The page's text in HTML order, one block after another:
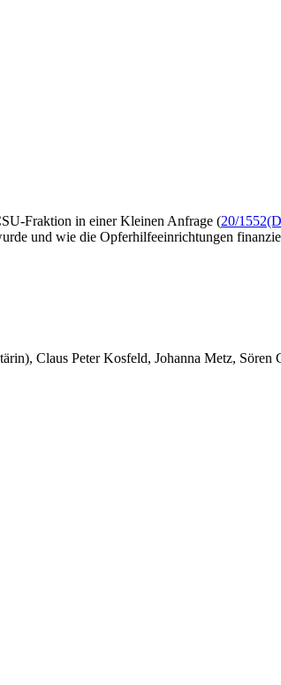
Fraktion in einer Kleinen Anfrage (20/1552
und wie die Opferhilfeeinrichtungen
Claus Peter Kosfeld, Johanna Metz,